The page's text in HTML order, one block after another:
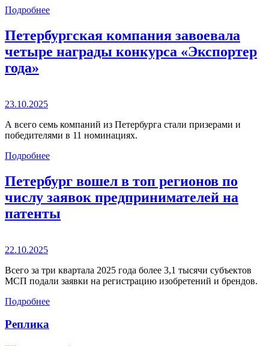
Подробнее
Петербургская компания завоевала
четыре награды конкурса «Экспортер
года»
23.10.2025
А всего семь компаний из Петербурга стали призерами и
победителями в 11 номинациях.
Подробнее
Петербург вошел в топ регионов по
числу заявок предпринимателей на
патенты
22.10.2025
Всего за три квартала 2025 года более 3,1 тысячи субъектов
МСП подали заявки на регистрацию изобретений и брендов.
Подробнее
Реплика